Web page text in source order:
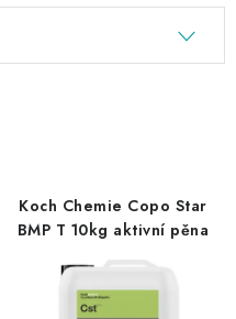
Mapa serveru
Koch Chemie Copo Star
BMP T 10kg aktivní pěna